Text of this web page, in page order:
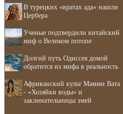
В турецких «вратах ада» нашли
Цербера
Ученые подтвердили китайский
миф о Великом потопе
Долгий путь Одиссея домой
обратится из мифа в реальность
Африканский культ Мамми Вата
- «Хозяйки воды» и
заклинательницы змей